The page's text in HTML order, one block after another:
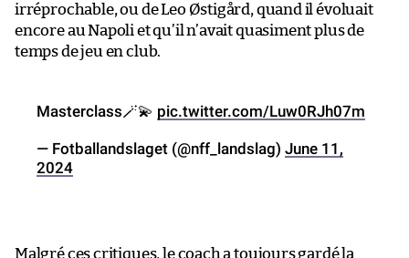
irréprochable, ou de Leo Østigård, quand il évoluait
encore au Napoli et qu’il n’avait quasiment plus de
temps de jeu en club.
Masterclass🪄💫 pic.twitter.com/Luw0RJh07m
— Fotballandslaget (@nff_landslag) June 11,
2024
Malgré ces critiques, le coach a toujours gardé la